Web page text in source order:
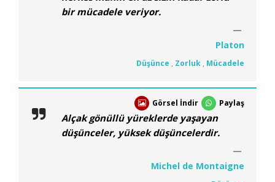
bir mücadele veriyor.
Platon
Düşünce , Zorluk , Mücadele
Görsel İndir Paylaş
Alçak gönüllü yüreklerde yaşayan
düşünceler, yüksek düşüncelerdir.
Michel de Montaigne